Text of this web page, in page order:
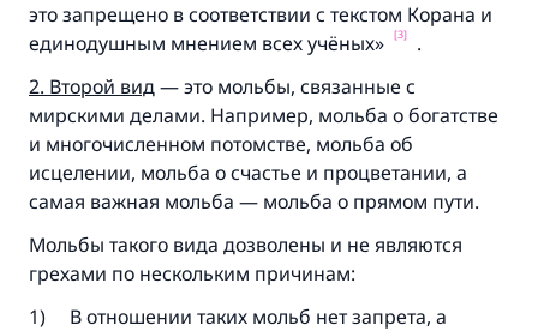
это запрещено в соответствии с текстом Корана и
единодушным мнением всех учёных»
[3]
.
2. Второй вид— это мольбы, связанные с
мирскими делами. Например, мольба о богатстве
и многочисленном потомстве, мольба об
исцелении, мольба о счастье и процветании, а
самая важная мольба — мольба о прямом пути.
Мольбы такого вида дозволены и не являются
грехами по нескольким причинам:
1) В отношении таких мольб нет запрета, а